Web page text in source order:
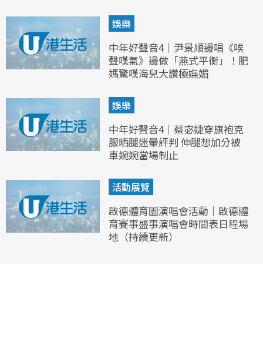
娛樂
中年好聲音4｜尹景順邊唱《唉
聲嘆氣》邊做「燕式平衡」！肥
媽驚嘆海兒大讚極嫵媚
娛樂
中年好聲音4｜蔡宓婕穿旗袍克
服晒腿迷暈評判 伸腿想加分被
車婉婉當場制止
活動展覽
啟德體育園演唱會活動｜啟德體
育賽事盛事演唱會時間表日程場
地（持續更新）